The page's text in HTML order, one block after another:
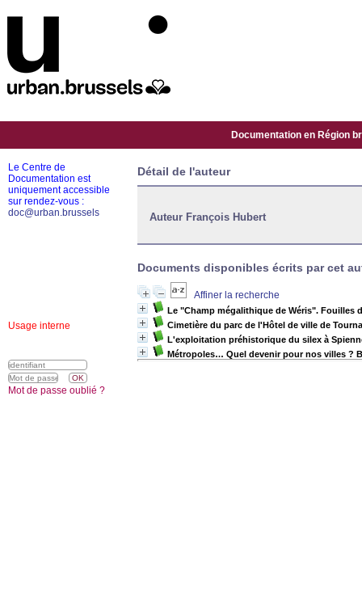
Documentation en Région
Détail de l'auteur
Auteur François Hubert
Documents disponibles écrits par cet
Affiner la recherche
Le "Champ mégalithique de Wéris". Fouilles
Cimetière du parc de l'Hôtel de ville de
L'exploitation préhistorique du silex à
Métropoles… Quel devenir pour nos villes ?
Le Centre de
Documentation est
uniquement accessible
sur rendez-vous :
doc@urban.brussels
Usage interne
Mot de passe oublié ?